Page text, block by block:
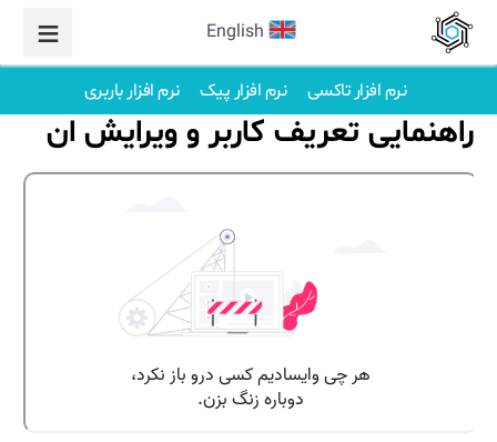
English
نرم افزار تاکسی نرم افزار پیک نرم افزار باربری
راهنمایی تعریف کاربر و ویرایش ان